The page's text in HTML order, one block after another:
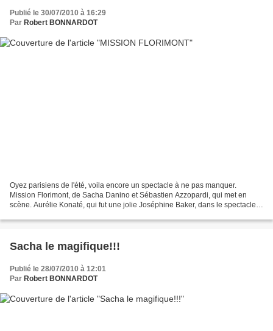
Publié le 30/07/2010 à 16:29
Par Robert BONNARDOT
Oyez parisiens de l'été, voila encore un spectacle à ne pas manquer.
Mission Florimont, de Sacha Danino et Sébastien Azzopardi, qui met en
scène. Aurélie Konaté, qui fut une jolie Joséphine Baker, dans le spectacle
Sacha le magifique!!!
Publié le 28/07/2010 à 12:01
Par Robert BONNARDOT